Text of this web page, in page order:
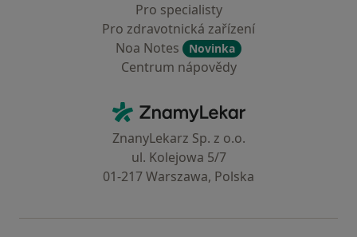
Pro specialisty
Pro zdravotnická zařízení
Noa Notes
Novinka
Centrum nápovědy
ZnamyLekar - Hlavní stránka
ZnanyLekarz Sp. z o.o.
ul. Kolejowa 5/7
01-217 Warszawa, Polska